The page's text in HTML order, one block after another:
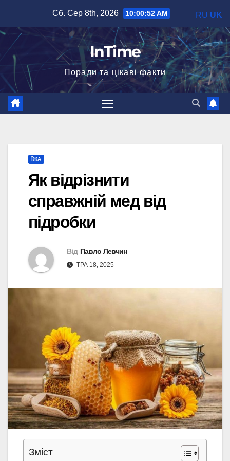
вмісту
Сб. Сер 8th, 2026 10:00:53 AM
InTime
Поради та цікаві факти
ЇЖА
Як відрізнити
справжній мед від
підробки
Від Павло Левчин
ТРА 18, 2025
Зміст
RU UK